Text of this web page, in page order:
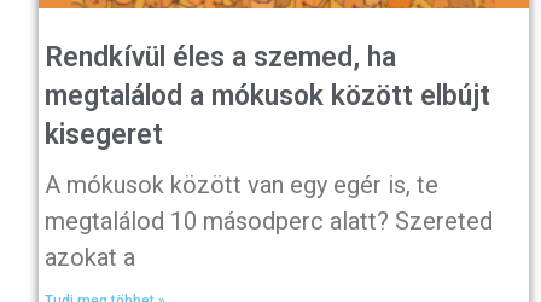
Rendkívül éles a szemed, ha
megtalálod a mókusok között elbújt
kisegeret
A mókusok között van egy egér is, te
megtalálod 10 másodperc alatt? Szereted
azokat a